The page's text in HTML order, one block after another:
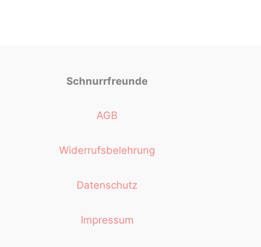
Schnurrfreunde
AGB
Widerrufsbelehrung
Datenschutz
Impressum